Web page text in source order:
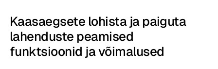
Kaasaegsete lohista ja paiguta
lahenduste peamised
funktsioonid ja võimalused